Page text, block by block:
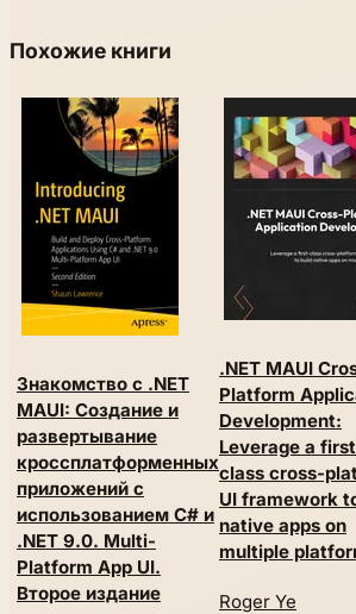
Похожие книги
Знакомство с .NET
MAUI: Создание и
развертывание
кроссплатформенных
приложений с
использованием C# и
.NET 9.0. Multi-
Platform App UI.
Второе издание
.NET MAUI
Platform
Development:
Leverage a
class cross-
UI framework
native apps on
multiple
Roger Ye